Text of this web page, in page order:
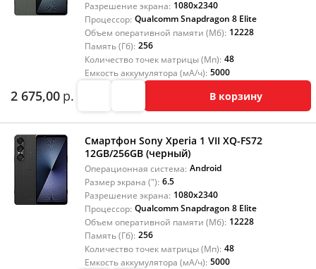
Разрешение экрана: 1080x2340
Процессор: Qualcomm Snapdragon 8 Elite
Объем оперативной памяти (Мб): 12228
Память (Гб): 256
Количество точек матрицы (Мп): 48
Емкость аккумулятора (мА/ч): 5000
2 675,00 р. В корзину
Смартфон Sony Xperia 1 VII XQ-FS72
12GB/256GB (черный)
Операционная система: Android
Размер экрана ("): 6.5
Разрешение экрана: 1080x2340
Процессор: Qualcomm Snapdragon 8 Elite
Объем оперативной памяти (Мб): 12228
Память (Гб): 256
Количество точек матрицы (Мп): 48
Емкость аккумулятора (мА/ч): 5000